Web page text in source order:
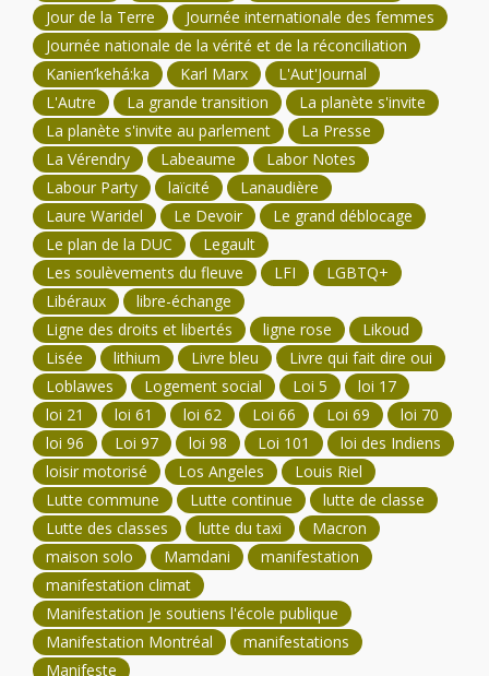
Jour de la Terre
Journée internationale des femmes
Journée nationale de la vérité et de la réconciliation
Kanien’kehá:ka
Karl Marx
L'Aut'Journal
L'Autre
La grande transition
La planète s'invite
La planète s'invite au parlement
La Presse
La Vérendry
Labeaume
Labor Notes
Labour Party
laïcité
Lanaudière
Laure Waridel
Le Devoir
Le grand déblocage
Le plan de la DUC
Legault
Les soulèvements du fleuve
LFI
LGBTQ+
Libéraux
libre-échange
Ligne des droits et libertés
ligne rose
Likoud
Lisée
lithium Livre bleu
Livre qui fait dire oui
Loblawes
Logement social Loi 5
loi 17
loi 21
loi 61 loi 62 Loi 66 Loi 69
loi 70
loi 96
Loi 97 loi 98 Loi 101
loi des Indiens
loisir motorisé
Los Angeles
Louis Riel
Lutte commune
Lutte continue
lutte de classe
Lutte des classes
lutte du taxi
Macron
maison solo
Mamdani
manifestation
manifestation climat
Manifestation Je soutiens l'école publique
Manifestation Montréal
manifestations
Manifeste